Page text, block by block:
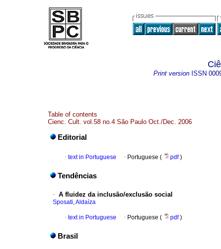
Print version ISSN
Table of contents
Cienc. Cult. vol.58 no.4 São Paulo Oct./Dec. 2006
Editorial
· text in Portuguese · Portuguese ( pdf)
Tendências
· A fluidez da inclusão/exclusão social
Sposati, Aldaíza
· text in Portuguese · Portuguese ( pdf)
Brasil